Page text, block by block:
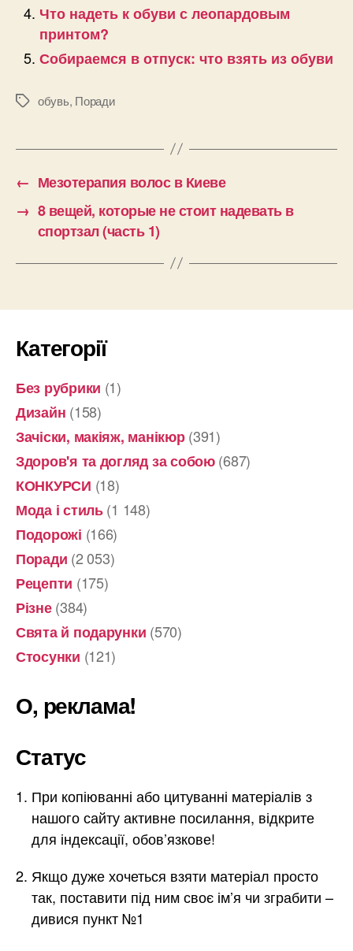
Что надеть к обуви с леопардовым
принтом?
Собираемся в отпуск: что взять из обуви
Позначки
обувь, Поради
← Мезотерапия волос в Киеве
→ 8 вещей, которые не стоит надевать в
спортзал (часть 1)
Категорії
Без рубрики (1)
Дизайн (158)
Зачіски, макіяж, манікюр(391)
Здоров'я та догляд за собою(687)
КОНКУРСИ (18)
Мода і стиль(1 148)
Подорожі (166)
Поради (2 053)
Рецепти (175)
Різне(384)
Свята й подарунки (570)
Стосунки (121)
О, реклама!
Статус
При копіюванні або цитуванні матеріалів з
нашого сайту активне посилання, відкрите
для індексації, обов’язкове!
Якщо дуже хочеться взяти матеріал просто
так, поставити під ним своє ім’я чи зграбити –
дивися пункт №1